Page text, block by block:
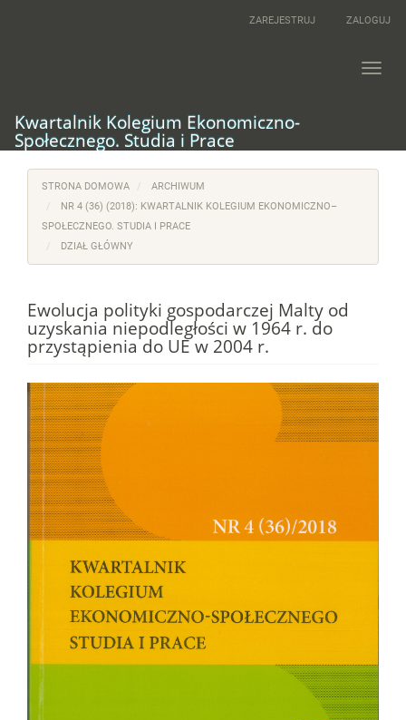
ZAREJESTRUJ ZALOGUJ
Kwartalnik Kolegium Ekonomiczno-
Społecznego. Studia i Prace
STRONA DOMOWA
ARCHIWUM
NR 4 (36) (2018): KWARTALNIK KOLEGIUM EKONOMICZNO–
SPOŁECZNEGO. STUDIA I PRACE
DZIAŁ GŁÓWNY
Ewolucja polityki gospodarczej Malty od
uzyskania niepodległości w 1964 r. do
przystąpienia do UE w 2004 r.
Article
Sidebar